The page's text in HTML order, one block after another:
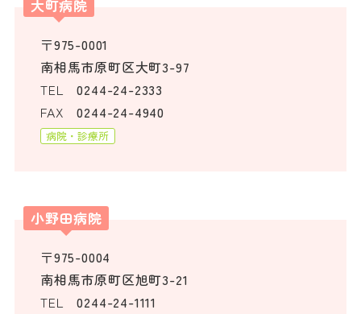
大町病院
〒975-0001
南相馬市原町区大町3-97
TEL
0244-24-2333
FAX
0244-24-4940
病院・診療所
小野田病院
〒975-0004
南相馬市原町区旭町3-21
TEL
0244-24-1111